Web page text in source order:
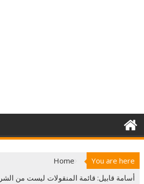
You are here
Home
أسامة قابيل: قائمة المنقولات ليست من